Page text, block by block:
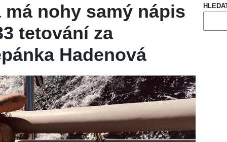
nohy samý nápis
tetování za
Hadenová